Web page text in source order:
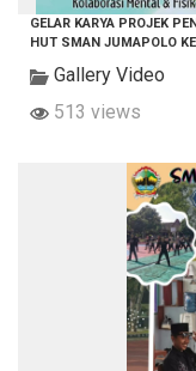
GELAR KARYA PROJEK
HUT SMAN JUMAPOLO
Gallery Video
513 views